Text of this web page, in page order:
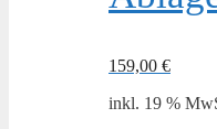
159,00 €
inkl. 19 %